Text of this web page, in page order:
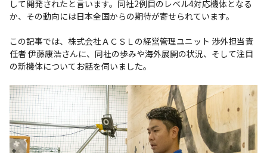
して開発されたと言います。同社2例目のレベル4対応機体となる
か、その動向には日本全国からの期待が寄せられています。
この記事では、株式会社ＡＣＳＬの経営管理ユニット 渉外担当責
任者 伊藤康浩さんに、同社の歩みや海外展開の状況、そして注目
の新機体についてお話を伺いました。